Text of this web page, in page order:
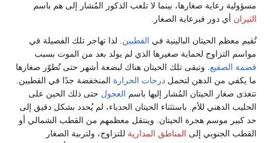
مسؤولية رعاية صغارها، بينما لا تلعب الذكور المُشار إلى هم باسم
الثيران أي دور فيرعاية الصغار.
تُقيم معظم الحيتان البالينية في القطبين . لذا تهاجر تلك الفصيلة في
مواسم التزاوج لحماية صغيرها الذي لم يولد بعد من الموت بسبب
قضمة الصقيع . وتبقى تلك الحيتان هناك لبضعة أشهر حتى تُطوّر صغارها
ما يكفي من الدهن لتحمل درجات الحرارة المنخفضة جدًا في القطبين.
تتغذى صغار الحيتان المُشار إليها باسم العجول حتى ذلك الحين على
الحليب الدهني للأم. باستثناء الحيتان الحدباء، لم يُحدد بشكل دقيق إلى
حد كبير موسم هجرة الحيتان. وينتقل معظمهم من القطب الشمالي أو
القطب الجنوبي إلى المناطق المدارية للتزاوج، ولتربية الصغار